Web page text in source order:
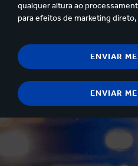
qualquer altura ao
para efeitos de marketing direto,